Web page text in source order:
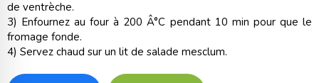
de ventrèche.
3) Enfournez au four à 200 Â°C pendant 10 min pour que le
fromage fonde.
4) Servez chaud sur un lit de salade mesclum.